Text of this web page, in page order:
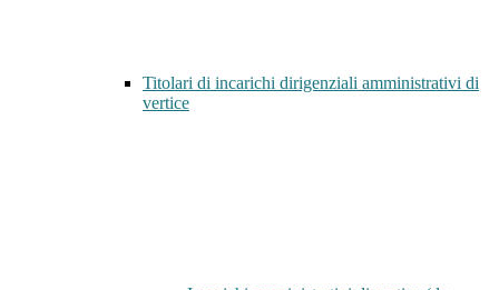
Titolari di incarichi dirigenziali amministrativi di
vertice